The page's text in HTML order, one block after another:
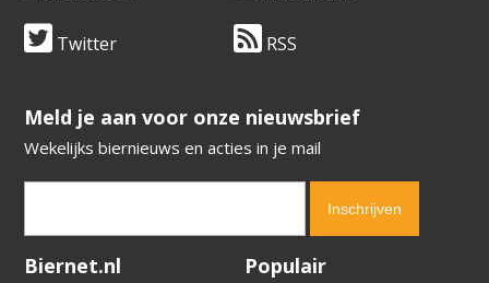
Twitter RSS
​​​​​​​Meld je aan voor onze nieuwsbrief
Wekelijks biernieuws en acties in je mail
Verification code:
Biernet.nl Populair